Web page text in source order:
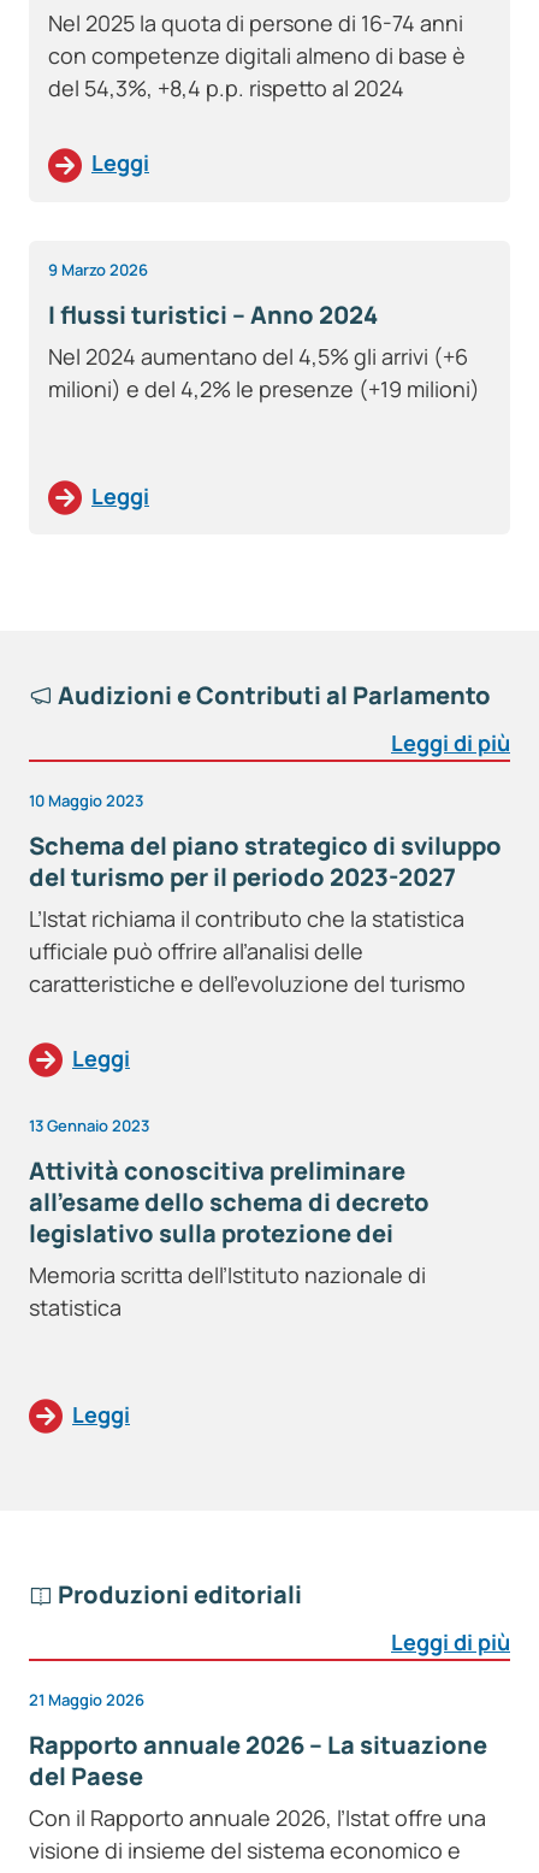
Nel 2025 la quota di persone di 16-74 anni
con competenze digitali almeno di base è
del 54,3%, +8,4 p.p. rispetto al 2024
Leggi
9 Marzo 2026
I flussi turistici – Anno 2024
Nel 2024 aumentano del 4,5% gli arrivi (+6
milioni) e del 4,2% le presenze (+19 milioni)
Leggi
Audizioni e Contributi al Parlamento
Leggi di più
10 Maggio 2023
Schema del piano strategico di sviluppo
del turismo per il periodo 2023-2027
L’Istat richiama il contributo che la statistica
ufficiale può offrire all’analisi delle
caratteristiche e dell’evoluzione del turismo
Leggi
13 Gennaio 2023
Attività conoscitiva preliminare
all’esame dello schema di decreto
legislativo sulla protezione dei
consumatori
Memoria scritta dell’Istituto nazionale di
statistica
Leggi
Produzioni editoriali
Leggi di più
21 Maggio 2026
Rapporto annuale 2026 – La situazione
del Paese
Con il Rapporto annuale 2026, l’Istat offre una
visione di insieme del sistema economico e